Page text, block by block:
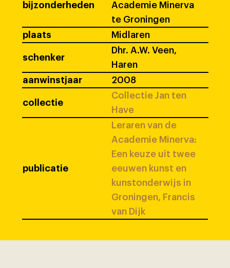
bijzonderheden
Academie Minerva
te Groningen
plaats
Midlaren
schenker
Dhr. A.W. Veen,
Haren
aanwinstjaar
2008
collectie
Collectie Jan ten
Have
publicatie
Leraren van de
Academie Minerva:
Een keuze uit twee
eeuwen kunst en
kunstonderwijs in
Groningen, Francis
van Dijk